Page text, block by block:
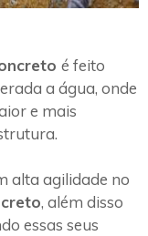
é feito
a água, onde
e mais
alta agilidade no
, além disso
essas seus